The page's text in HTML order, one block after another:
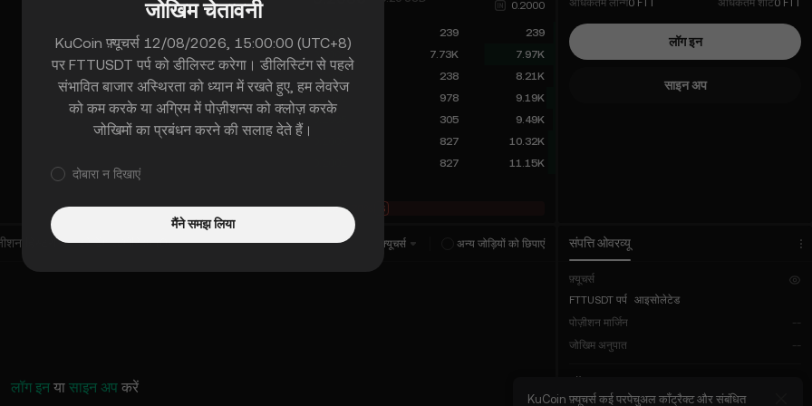
हिस्ट्री ट्रेडिंग एल्गोरिदम(0) फ़्यूचर्स अन्य जोड़ियों को छिपाएं संपत्ति ओवरव्यू
0.2000
239
239
0.2008
7.73K
7.97K
0.2007
238
8.21K
0.2006
978
9.19K
305
9.49K
827
10.32K
827 11.15K
B 30% S
लॉग इन या साइन अप करें
अधिकतम लॉन्ग0 FTT अधिकतम शॉर्ट0 FTT
लॉग इन
साइन अप
फ़्यूचर्स
FTTUSDT पर्प आइसोलेटेड
पोज़ीशन मार्जिन
--
जोखिम अनुपात
--
जोखिम चेतावनी
KuCoin फ़्यूचर्स 12/08/2026, 15:00:00 (UTC+8)
पर FTTUSDT पर्प को डीलिस्ट करेगा। डीलिस्टिंग से पहले
संभावित बाजार अस्थिरता को ध्यान में रखते हुए, हम लेवरेज
को कम करके या अग्रिम में पोज़ीशन्स को क्लोज़ करके
जोखिमों का प्रबंधन करने की सलाह देते हैं।
दोबारा न दिखाएं
मैंने समझ लिया
KuCoin फ़्यूचर्स कई परपेचुअल कॉंट्रैक्ट और संबंधित